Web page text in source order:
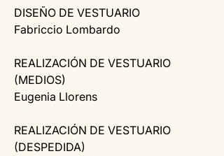
DISEÑO DE VESTUARIO
Fabriccio Lombardo
REALIZACIÓN DE VESTUARIO
(MEDIOS)
Eugenia Llorens
REALIZACIÓN DE VESTUARIO
(DESPEDIDA)